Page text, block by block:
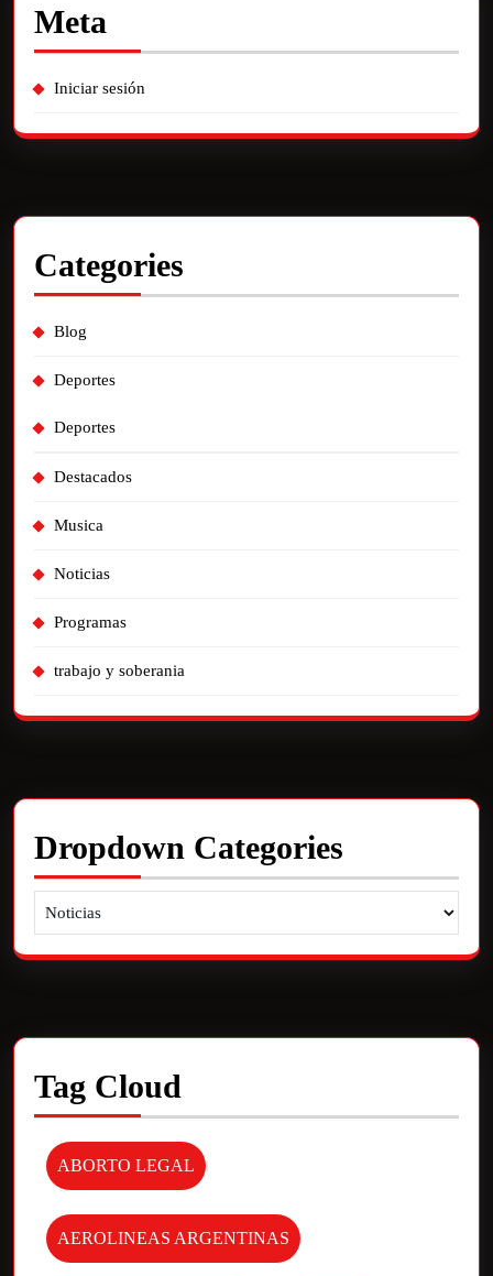
Meta
Iniciar sesión
Categories
Blog
Deportes
Deportes
Destacados
Musica
Noticias
Programas
trabajo y soberania
Dropdown Categories
Tag Cloud
ABORTO LEGAL
AEROLINEAS ARGENTINAS